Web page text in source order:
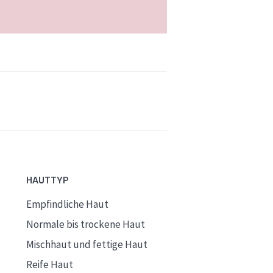
HAUTTYP
Empfindliche Haut
Normale bis trockene Haut
Mischhaut und fettige Haut
Reife Haut